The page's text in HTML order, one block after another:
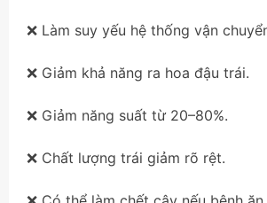
❌ Làm suy yếu hệ thống vận
❌ Giảm khả năng ra hoa đậu trái.
❌ Giảm năng suất từ 20–80%.
❌ Chất lượng trái giảm rõ rệt.